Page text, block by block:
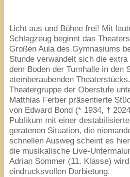
Licht aus und Bühne frei! Mit
Schlagzeug beginnt das
Großen Aula des Gymnasiums
Stunde verwandelt sich die
dem Boden der Turnhalle in den
atemberaubenden
Theatergruppe der Oberstufe
Matthias Ferber präsentierte
von Edward Bond (* 1934, †
Publikum mit einer
geratenen Situation, die
schnellen Ausweg scheint es
die musikalische Live-
Adrian Sommer (11. Klasse)
eindrucksvollen Darbietung.